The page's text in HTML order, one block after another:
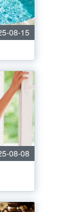
08-15
08-08